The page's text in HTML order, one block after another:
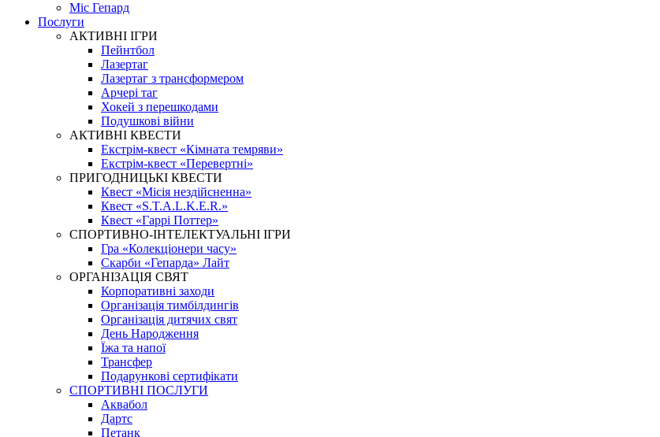
Міс Гепард
Послуги
АКТИВНІ ІГРИ
Пейнтбол
Лазертаг
Лазертаг з трансформером
Арчері таг
Хокей з перешкодами
Подушкові війни
АКТИВНІ КВЕСТИ
Екстрім-квест «Кімната темряви»
Екстрім-квест «Перевертні»
ПРИГОДНИЦЬКІ КВЕСТИ
Квест «Місія нездійсненна»
Квест «S.T.A.L.K.E.R.»
Квест «Гаррі Поттер»
СПОРТИВНО-ІНТЕЛЕКТУАЛЬНІ ІГРИ
Гра «Колекціонери часу»
Скарби «Гепарда» Лайт
ОРГАНІЗАЦІЯ СВЯТ
Корпоративні заходи
Організація тимбілдингів
Організація дитячих свят
День Народження
Їжа та напої
Трансфер
Подарункові сертифікати
СПОРТИВНІ ПОСЛУГИ
Аквабол
Дартс
Петанк